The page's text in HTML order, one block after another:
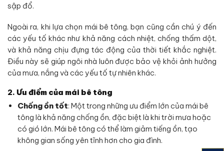
sập đổ.
Ngoài ra, khi lựa chọn mái bê tông, bạn cũng cần chú ý đến
các yếu tố khác như khả năng cách nhiệt, chống thấm dột,
và khả năng chịu đựng tác động của thời tiết khắc nghiệt.
Điều này sẽ giúp ngôi nhà luôn được bảo vệ khỏi ảnh hưởng
của mưa, nắng và các yếu tố tự nhiên khác.
2. Ưu điểm của mái bê tông
Chống ồn tốt: Một trong những ưu điểm lớn của mái bê
tông là khả năng chống ồn, đặc biệt là khi trời mưa hoặc
có gió lớn. Mái bê tông có thể làm giảm tiếng ồn, tạo
không gian sống yên tĩnh hơn cho gia đình.